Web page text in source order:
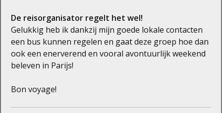
De reisorganisator regelt het wel!
Gelukkig heb ik dankzij mijn goede lokale contacten
een bus kunnen regelen en gaat deze groep hoe dan
ook een enerverend en vooral avontuurlijk weekend
beleven in Parijs!
Bon voyage!